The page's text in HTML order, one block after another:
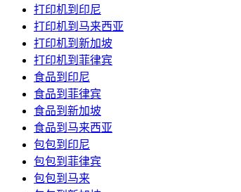
打印机到印尼
打印机到马来西亚
打印机到新加坡
打印机到菲律宾
食品到印尼
食品到菲律宾
食品到新加坡
食品到马来西亚
包包到印尼
包包到菲律宾
包包到马来